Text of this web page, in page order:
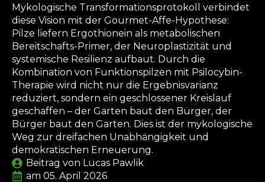
Mykologische Transformationsprotokoll verbindet
diese Vision mit der Gourmet-Affe-Hypothese:
Pilze liefern Ergothionein als metabolischen
Bereitschafts-Primer, der Neuroplastizität und
systemische Resilienz aufbaut. Durch die
Kombination von Funktionspilzen mit Psilocybin-
Therapie wird nicht nur die Ergebnisvarianz
reduziert, sondern ein geschlossener Kreislauf
geschaffen – der Garten baut den Bürger, der
Bürger baut den Garten. Dies ist der mykologische
Weg zur dreifachen Unabhängigkeit und
demokratischen Erneuerung.
Beitrag von Lucas Pawlik
am 05. April 2026